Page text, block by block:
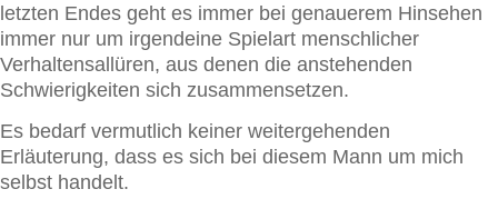
letzten Endes geht es immer bei genauerem Hinsehen
immer nur um irgendeine Spielart menschlicher
Verhaltensallüren, aus denen die anstehenden
Schwierigkeiten sich zusammensetzen.
Es bedarf vermutlich keiner weitergehenden
Erläuterung, dass es sich bei diesem Mann um mich
selbst handelt.